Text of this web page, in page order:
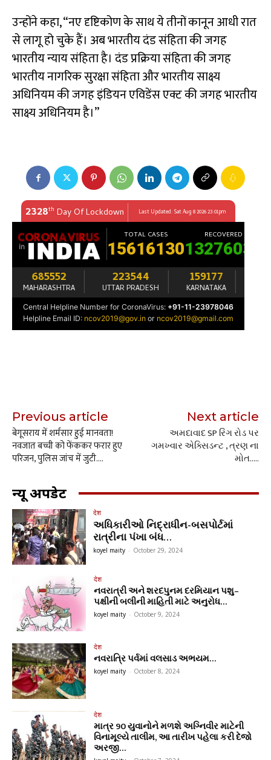
उन्होंने कहा, “नए दृष्टिकोण के साथ ये तीनों कानून आधी रात
से लागू हो चुके हैं। अब भारतीय दंड संहिता की जगह
भारतीय न्याय संहिता है। दंड प्रक्रिया संहिता की जगह
भारतीय नागरिक सुरक्षा संहिता और भारतीय साक्ष्य
अधिनियम की जगह इंडियन एविडेंस एक्ट की जगह भारतीय
साक्ष्य अधिनियम है।”
Previous article
बेगूसराय में शर्मसार हुई मानवता!
नवजात बच्ची को फेंककर फरार हुए
परिजन, पुलिस जांच में जुटी….
Next article
અમદાવાદ SP રિંગ રોડ પર
ગમખ્વાર એક્સિડન્ટ , ત્રણ ના
મોત…..
न्यू अपडेट
देश
અધિકારીઓ નિદ્રાધીન-બસપોર્ટમાં
રાત્રીના પંખા બંધ…
koyel maity - October 29, 2024
देश
નવરાત્રી અને શરદપુનમ દરમિયાન પશુ–
પક્ષીની બલીની માહિતી માટે અનુરોધ…
koyel maity - October 9, 2024
देश
નવરાત્રિ પર્વમાં વલસાડ અભયમ…
koyel maity - October 8, 2024
देश
માત્ર 90 યુવાનોને મળશે અગ્નિવીર માટેની
વિનામૂલ્યે તાલીમ, આ તારીખ પહેલા કરી દેજો
અરજી…